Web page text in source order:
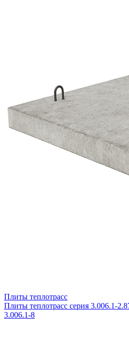
Плиты теплотрасс
Плиты теплотрасс серия 3.006.1-
3.006.1-8